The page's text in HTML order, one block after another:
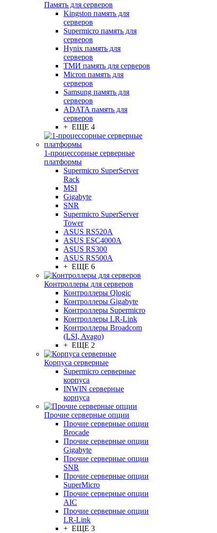
Память для серверов
Kingston память для
серверов
Supermicro память для
серверов
Hynix память для
серверов
ТМИ память для серверов
Micron память для
серверов
Samsung память для
серверов
ADATA память для
серверов
+ ЕЩЕ 4
1-процессорные серверные
платформы
Supermicro SuperServer
Rack
MSI
Gigabyte
SNR
Supermicro SuperServer
Tower
ASUS RS520A
ASUS ESC4000A
ASUS RS300
ASUS RS500A
+ ЕЩЕ 6
Контроллеры для серверов
Контроллеры Qlogic
Контроллеры Gigabyte
Контроллеры Supermicro
Контроллеры LR-Link
Контроллеры Broadcom
(LSI, Avago)
+ ЕЩЕ 2
Корпуса серверные
Supermicro серверные
корпуса
INWIN серверные
корпуса
Прочие серверные опции
Прочие серверные опции
Brocade
Прочие серверные опции
Gigabyte
Прочие серверные опции
SNR
Прочие серверные опции
SuperMicro
Прочие серверные опции
AIC
Прочие серверные опции
LR-Link
+ ЕЩЕ 3